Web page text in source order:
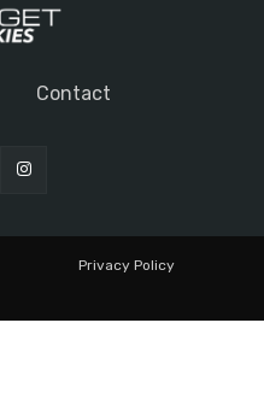
Contact
Privacy Policy